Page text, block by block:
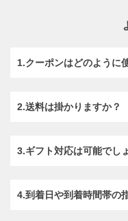
1.クーポンはどのように
2.送料は掛かりますか？
3.ギフト対応は可能でし
4.到着日や到着時間帯の